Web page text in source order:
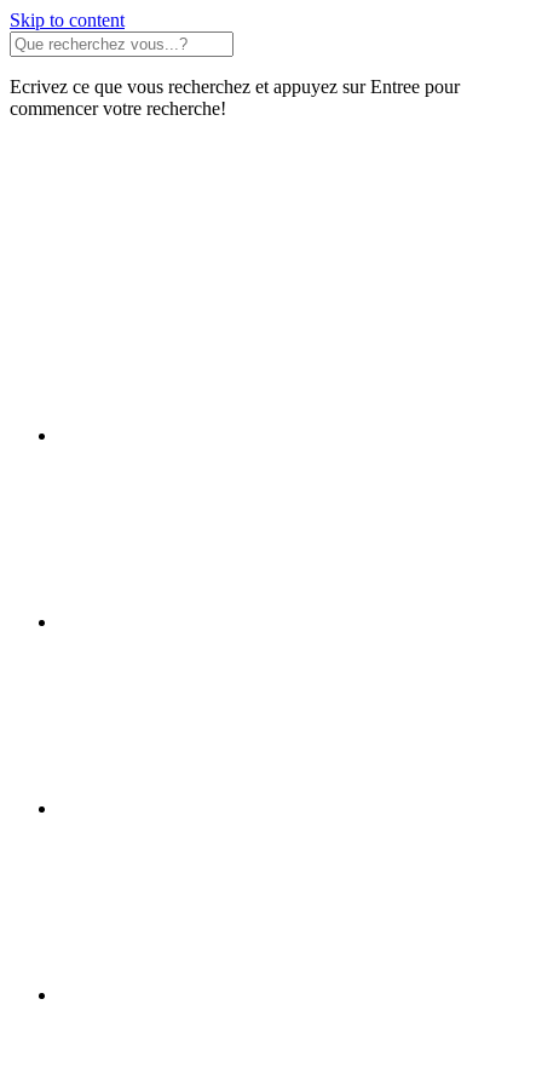
Skip to content
Ecrivez ce que vous recherchez et appuyez sur Entree pour
commencer votre recherche!